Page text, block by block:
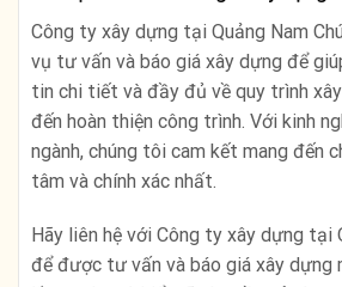
Công ty xây dựng tại Quảng Nam
vụ tư vấn và báo giá xây dựng để
tin chi tiết và đầy đủ về quy trình
đến hoàn thiện công trình. Với kinh
ngành, chúng tôi cam kết mang đến
tâm và chính xác nhất.
Hãy liên hệ với Công ty xây dựng tại
để được tư vấn và báo giá xây dựng